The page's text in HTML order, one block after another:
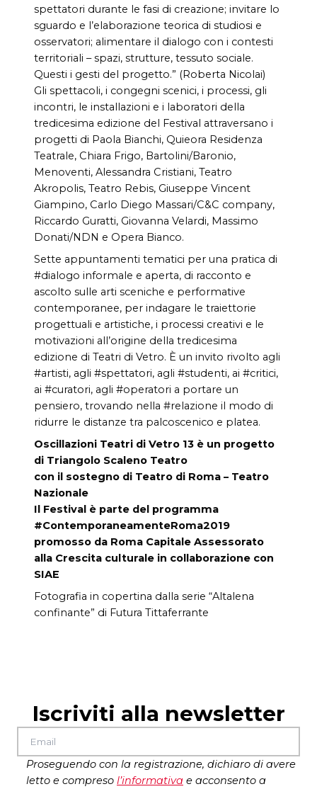
spettatori durante le fasi di creazione; invitare lo
sguardo e l’elaborazione teorica di studiosi e
osservatori; alimentare il dialogo con i contesti
territoriali – spazi, strutture, tessuto sociale.
Questi i gesti del progetto.” (Roberta Nicolai)
Gli spettacoli, i congegni scenici, i processi, gli
incontri, le installazioni e i laboratori della
tredicesima edizione del Festival attraversano i
progetti di Paola Bianchi, Quieora Residenza
Teatrale, Chiara Frigo, Bartolini/Baronio,
Menoventi, Alessandra Cristiani, Teatro
Akropolis, Teatro Rebis, Giuseppe Vincent
Giampino, Carlo Diego Massari/C&C company,
Riccardo Guratti, Giovanna Velardi, Massimo
Donati/NDN e Opera Bianco.
Sette appuntamenti tematici per una pratica di
#dialogo informale e aperta, di racconto e
ascolto sulle arti sceniche e performative
contemporanee, per indagare le traiettorie
progettuali e artistiche, i processi creativi e le
motivazioni all’origine della tredicesima
edizione di Teatri di Vetro. È un invito rivolto agli
#artisti, agli #spettatori, agli #studenti, ai #critici,
ai #curatori, agli #operatori a portare un
pensiero, trovando nella #relazione il modo di
ridurre le distanze tra palcoscenico e platea.
Oscillazioni Teatri di Vetro 13 è un progetto
di Triangolo Scaleno Teatro
con il sostegno di Teatro di Roma – Teatro
Nazionale
Il Festival è parte del programma
#ContemporaneamenteRoma2019
promosso da Roma Capitale Assessorato
alla Crescita culturale in collaborazione con
SIAE
Fotografia in copertina dalla serie “Altalena
confinante” di Futura Tittaferrante
Iscriviti alla newsletter
Proseguendo con la registrazione, dichiaro di avere
letto e compreso l’informativa e acconsento a